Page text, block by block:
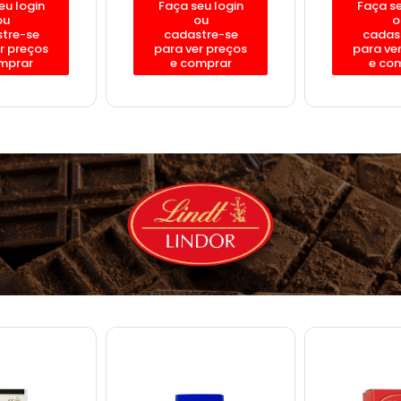
login
se
preços
Faça seu login
ou
cadastre-se
para ver preços
e comprar
Faça
para
e